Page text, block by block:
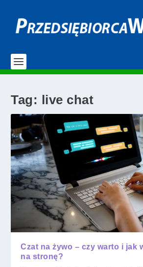
Tag: live chat
Czat na żywo – czy warto i jak
na stronę?